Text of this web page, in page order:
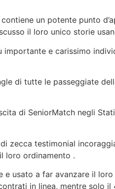
un potente punto
il loro unico storie
importante e carissimo
di tutte le passeggiate
di SeniorMatch negli
zecca testimonial
loro ordinamento .
usato a far avanzare il loro
in linea, mentre solo il